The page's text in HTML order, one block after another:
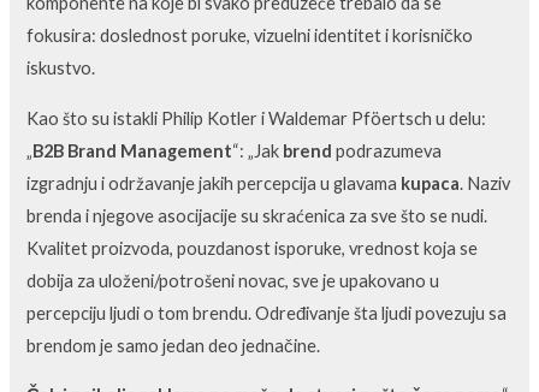
fokusira: doslednost poruke, vizuelni identitet i korisničko
iskustvo.
Kao što su istakli Philip Kotler i Waldemar Pföertsch u delu:
„B2B Brand Management“: „Jak brend podrazumeva
izgradnju i održavanje jakih percepcija u glavama kupaca. Naziv
brenda i njegove asocijacije su skraćenica za sve što se nudi.
Kvalitet proizvoda, pouzdanost isporuke, vrednost koja se
dobija za uloženi/potrošeni novac, sve je upakovano u
percepciju ljudi o tom brendu. Određivanje šta ljudi povezuju sa
brendom je samo jedan deo jednačine.